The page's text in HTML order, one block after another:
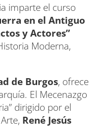
imparte el curso
en el Antiguo
y Actores”
Moderna,
de Burgos, ofrece
El Mecenazgo
dirigido por el
René Jesús